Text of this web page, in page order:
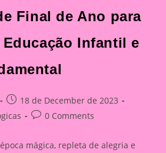
Final de Ano para
Infantil e
Post
published:
18 de December de 2023
Post0 Comments
mágica, repleta de alegria e